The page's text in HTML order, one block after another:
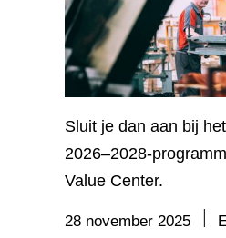
Sluit je dan aan bij
2026–2028-
Value Center.
28 november 2025